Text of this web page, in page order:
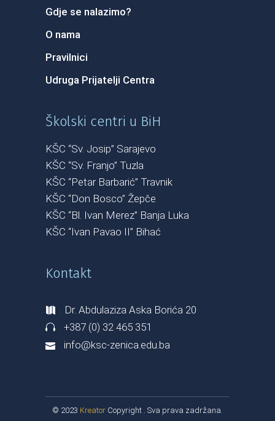
Gdje se nalazimo?
O nama
Pravilnici
Udruga Prijatelji Centra
Školski centri u BiH
KŠC “Sv. Josip” Sarajevo
KŠC “Sv. Franjo” Tuzla
KŠC “Petar Barbarić” Travnik
KŠC “Don Bosco” Žepče
KŠC “Bl. Ivan Merez” Banja Luka
KŠC “Ivan Pavao II” Bihać
Kontakt
Dr. Abdulaziza Aska Borića 20
+387 (0) 32 465 351
info@ksc-zenica.edu.ba
© 2023 Kreator Copyright . Sva prava zadržana.